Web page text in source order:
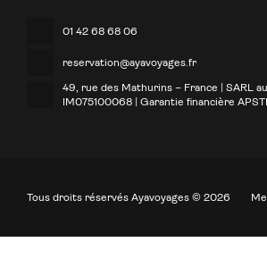
01 42 68 68 06
reservation@ayavoyages.fr
49, rue des Mathurins – France | SARL
IM075100068 | Garantie financière
Tous droits réservés Ayavoyages © 2026